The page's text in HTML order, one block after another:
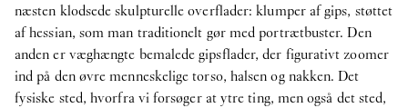
næsten klodsede skulpturelle overflader: klumper af gips, støttet
af hessian, som man traditionelt gør med portrætbuster. Den
anden er væghængte bemalede gipsflader, der figurativt zoomer
ind på den øvre menneskelige torso, halsen og nakken. Det
fysiske sted, hvorfra vi forsøger at ytre ting, men også det sted,